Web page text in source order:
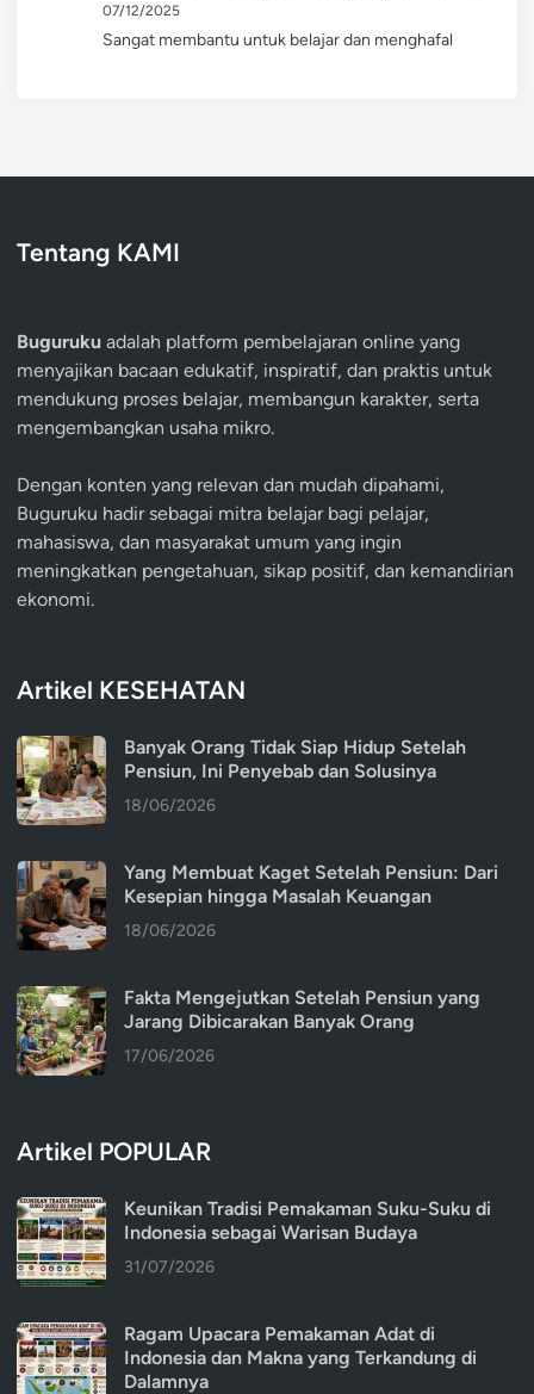
07/12/2025
Sangat membantu untuk belajar dan menghafal
Tentang KAMI
Buguruku adalah platform pembelajaran online yang
menyajikan bacaan edukatif, inspiratif, dan praktis untuk
mendukung proses belajar, membangun karakter, serta
mengembangkan usaha mikro.
Dengan konten yang relevan dan mudah dipahami,
Buguruku hadir sebagai mitra belajar bagi pelajar,
mahasiswa, dan masyarakat umum yang ingin
meningkatkan pengetahuan, sikap positif, dan kemandirian
ekonomi.
Artikel KESEHATAN
Banyak Orang Tidak Siap Hidup Setelah
Pensiun, Ini Penyebab dan Solusinya
18/06/2026
Yang Membuat Kaget Setelah Pensiun: Dari
Kesepian hingga Masalah Keuangan
18/06/2026
Fakta Mengejutkan Setelah Pensiun yang
Jarang Dibicarakan Banyak Orang
17/06/2026
Artikel POPULAR
Keunikan Tradisi Pemakaman Suku-Suku di
Indonesia sebagai Warisan Budaya
31/07/2026
Ragam Upacara Pemakaman Adat di
Indonesia dan Makna yang Terkandung di
Dalamnya